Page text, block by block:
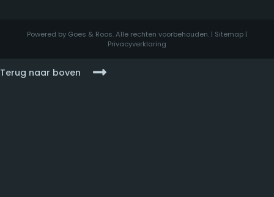
Powered by Goes & Roos. Alle rechten voorbehouden. | Sitemap |
Privacyverklaring